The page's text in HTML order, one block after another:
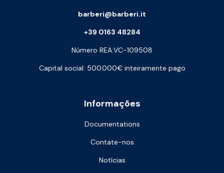
Informações
Documentations
Contate-nos
Notícias
barberi@barberi.it
+39 0163 48284
Número REA:VC-109508
Capital social: 500.000€ inteiramente pago